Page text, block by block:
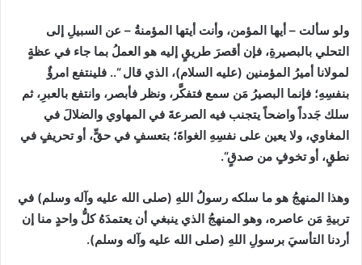
ولو سألت – أيها المؤمن، وأنت أيتها المؤمنةُ – عن السبيلِ إلى
التحلي بالبصيرةِ، فإن أقصرَ طريقٍ إليه هو العملُ بما جاء في عظةٍ
لمولانا أميرُ المؤمنين (عليه السلام)، الذي قال“.. فلينتفع امرؤٌ
بنفسِهِ؛ فإنما البصيرُ مَن سمع فتفكَّر، ونظر فأبصر، وانتفع بالعبرِ، ثم
سلك جَدداً واضحاً يتجنب فيه الصرعةَ في المهاوي والضلالَ في
المغاوي، ولا يعين على نفسِهِ الغواةَ؛ بتعسفٍ في حقٍّ، أو تحريفٍ في
نطقٍ، أو تخوفٍ من صدقٍ“
.‏
وهذا المنهجُ هو ما سلكه رسولُ اللهِ (صلى الله عليه وآله وسلم) في
تربيةِ مَن عاصره، وهو المنهجُ الذي ينبغي أن يعتمدَهُ كلُّ واحدٍ منا إن
أردنا التأسيَ برسولِ اللهِ (صلى الله عليه وآله وسلم)
.